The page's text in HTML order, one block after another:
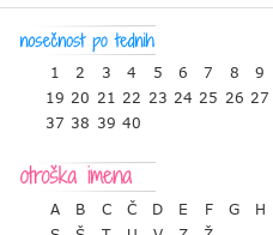
1 2 3 4 5 6 7 8 9
19 20 21 22 23 24 25 26 27
37 38 39 40
A B C Č D E F G H